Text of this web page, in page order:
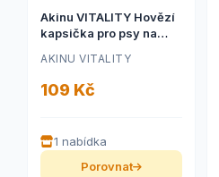
Akinu VITALITY Hovězí
kapsička pro psy na
AKINU VITALITY
109 Kč
1 nabídka
Porovnat